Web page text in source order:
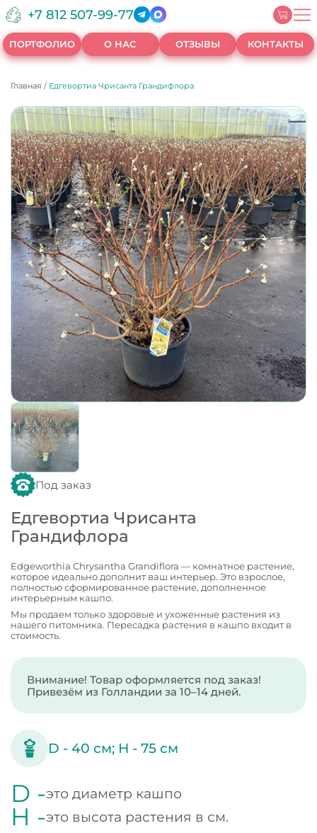
+7 812 507-99-77
ПОРТФОЛИО О НАС ОТЗЫВЫ КОНТАКТЫ
Главная / Едгевортиа Чрисанта Грандифлора
Под заказ
Едгевортиа Чрисанта
Грандифлора
Edgeworthia Chrysantha Grandiflora — комнатное растение,
которое идеально дополнит ваш интерьер. Это взрослое,
полностью сформированное растение, дополненное
интерьерным кашпо.
Мы продаем только здоровые и ухоженные растения из
нашего питомника. Пересадка растения в кашпо входит в
стоимость.
Внимание! Товар оформляется под заказ!
Привезём из Голландии за 10–14 дней.
D -40 см; H -75 см
D -это диаметр кашпо
H -это высота растения в см.